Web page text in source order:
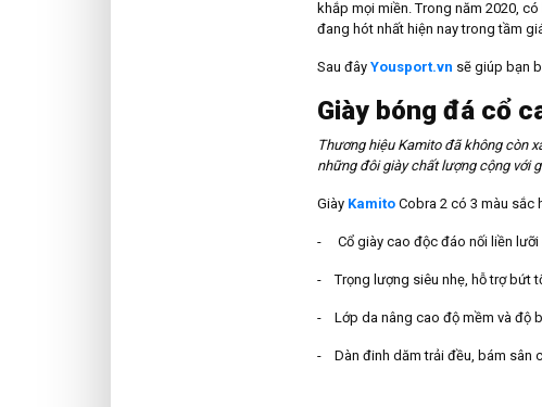
khắp mọi miền. Trong năm 2020,
đang hót nhất hiện nay trong tầm
Sau đây Yousport.vn sẽ giúp bạn
Giày bóng đá cổ
Thương hiệu Kamito đã không còn
những đôi giày chất lượng cộng với
Giày Kamito Cobra 2 có 3 màu sắc
- Cổ giày cao độc đáo nối liền lưỡi
- Trọng lượng siêu nhẹ, hỗ trợ bứt
- Lớp da nâng cao độ mềm và độ
- Dàn đinh dăm trải đều, bám sân